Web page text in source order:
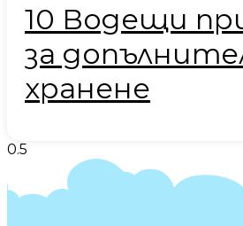
10 Водещи
за
хранене